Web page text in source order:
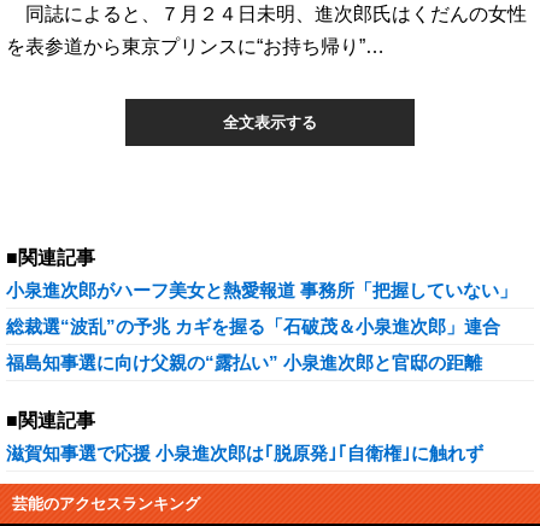
同誌によると、７月２４日未明、進次郎氏はくだんの女性
を表参道から東京プリンスに“お持ち帰り”…
全文表示する
■関連記事
小泉進次郎がハーフ美女と熱愛報道 事務所「把握していない」
総裁選“波乱”の予兆 カギを握る「石破茂＆小泉進次郎」連合
福島知事選に向け父親の“露払い” 小泉進次郎と官邸の距離
■関連記事
滋賀知事選で応援 小泉進次郎は｢脱原発｣｢自衛権｣に触れず
芸能のアクセスランキング